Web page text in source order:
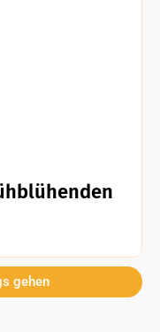
gehen